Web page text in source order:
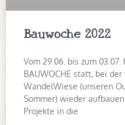
Bauwoche 2022
Vom 29.06. bis zum
BAUWOCHE statt, bei
WandelWiese (unseren
Sommer) wieder
Projekte in die